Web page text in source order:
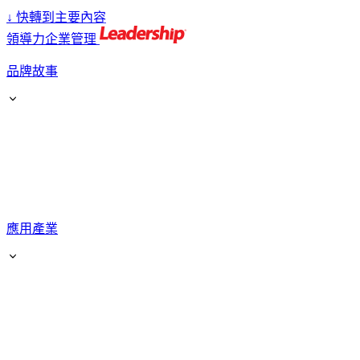
↓ 快轉到主要內容
領導力企業管理
品牌故事
應用產業